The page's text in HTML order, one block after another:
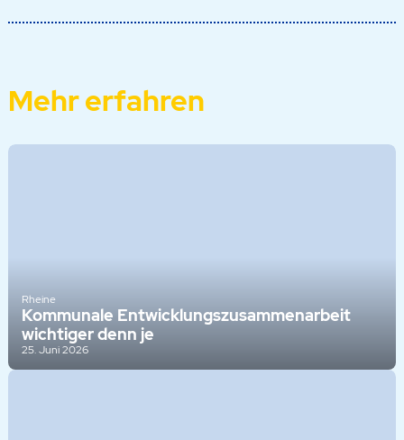
Mehr erfahren
Rheine
Kommunale Entwicklungszusammenarbeit
wichtiger denn je
25. Juni 2026